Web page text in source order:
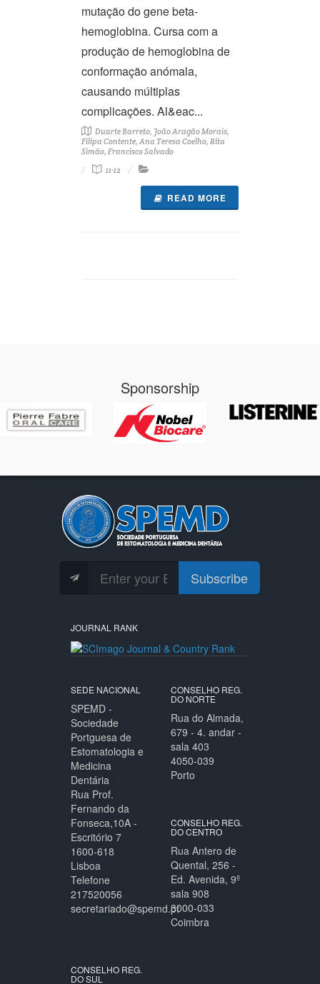
mutação do gene beta-
hemoglobina. Cursa com a
produção de hemoglobina de
conformação anómala,
causando múltiplas
complicações. Al&eac...
Duarte Barreto, João Aragão Morais,
Filipa Contente, Ana Teresa Coelho, Rita
Simão, Francisco Salvado
11-12
READ MORE
Sponsorship
Subscribe
JOURNAL RANK
SEDE NACIONAL
SPEMD -
Sociedade
Portguesa de
Estomatologia e
Medicina
Dentária
Rua Prof.
Fernando da
Fonseca,10A -
Escritório 7
1600-618
Lisboa
Telefone
217520056
secretariado@spemd.pt
CONSELHO REG.
DO NORTE
Rua do Almada,
679 - 4. andar -
sala 403
4050-039
Porto
CONSELHO REG.
DO CENTRO
Rua Antero de
Quental, 256 -
Ed. Avenida, 9º
sala 908
3000-033
Coimbra
CONSELHO REG.
DO SUL